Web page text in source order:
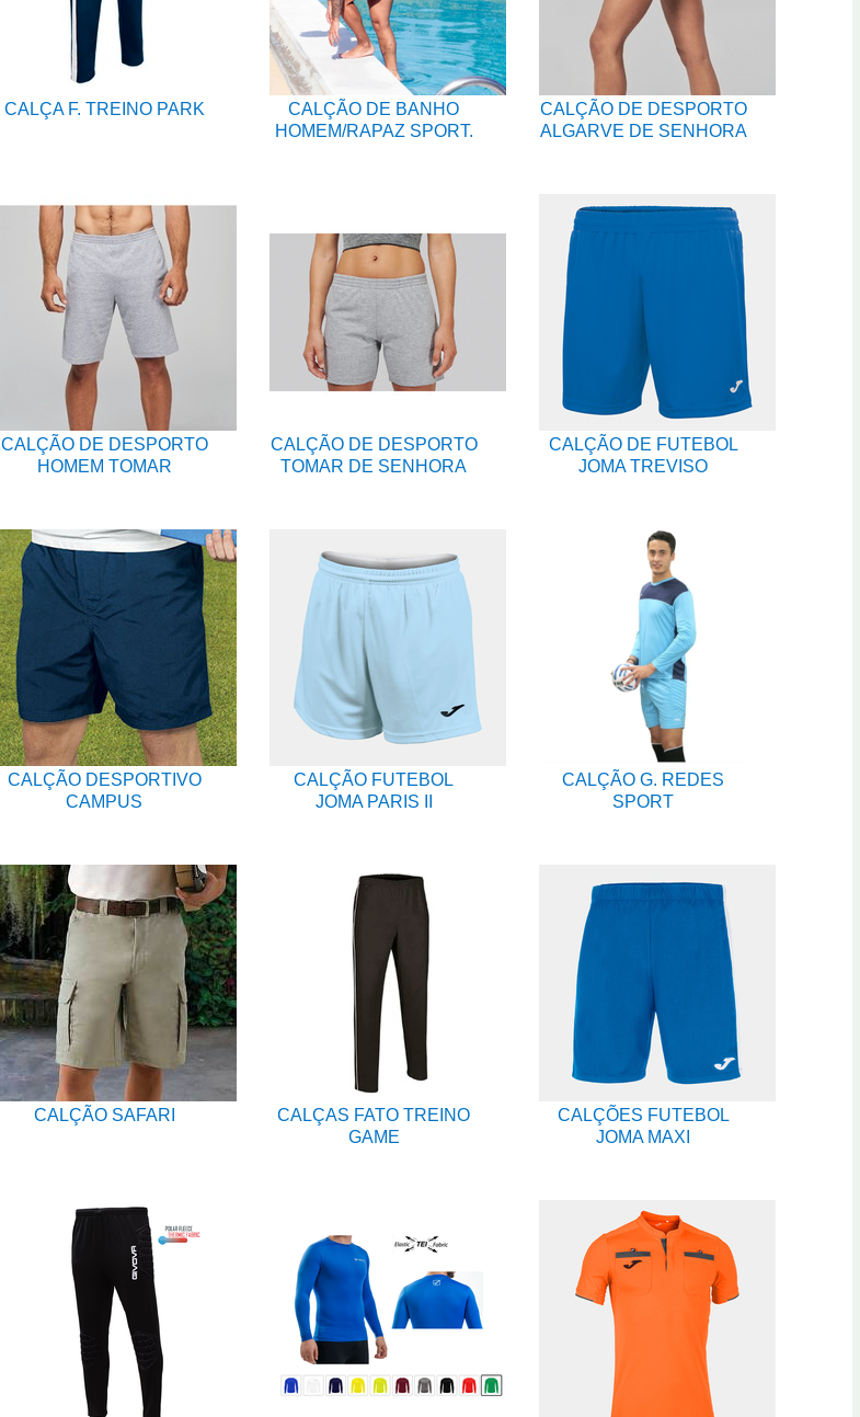
CALÇA F. TREINO PARK
CALÇÃO DE BANHO
HOMEM/RAPAZ SPORT.
CALÇÃO DE DESPORTO
ALGARVE DE SENHORA
CALÇÃO DE DESPORTO
HOMEM TOMAR
CALÇÃO DE DESPORTO
TOMAR DE SENHORA
CALÇÃO DE FUTEBOL
JOMA TREVISO
CALÇÃO DESPORTIVO
CAMPUS
CALÇÃO FUTEBOL
JOMA PARIS II
CALÇÃO G. REDES
SPORT
CALÇÃO SAFARI
CALÇAS FATO TREINO
GAME
CALÇÕES FUTEBOL
JOMA MAXI